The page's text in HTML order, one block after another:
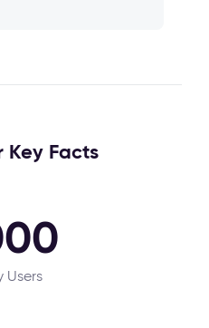
Key Facts
Users